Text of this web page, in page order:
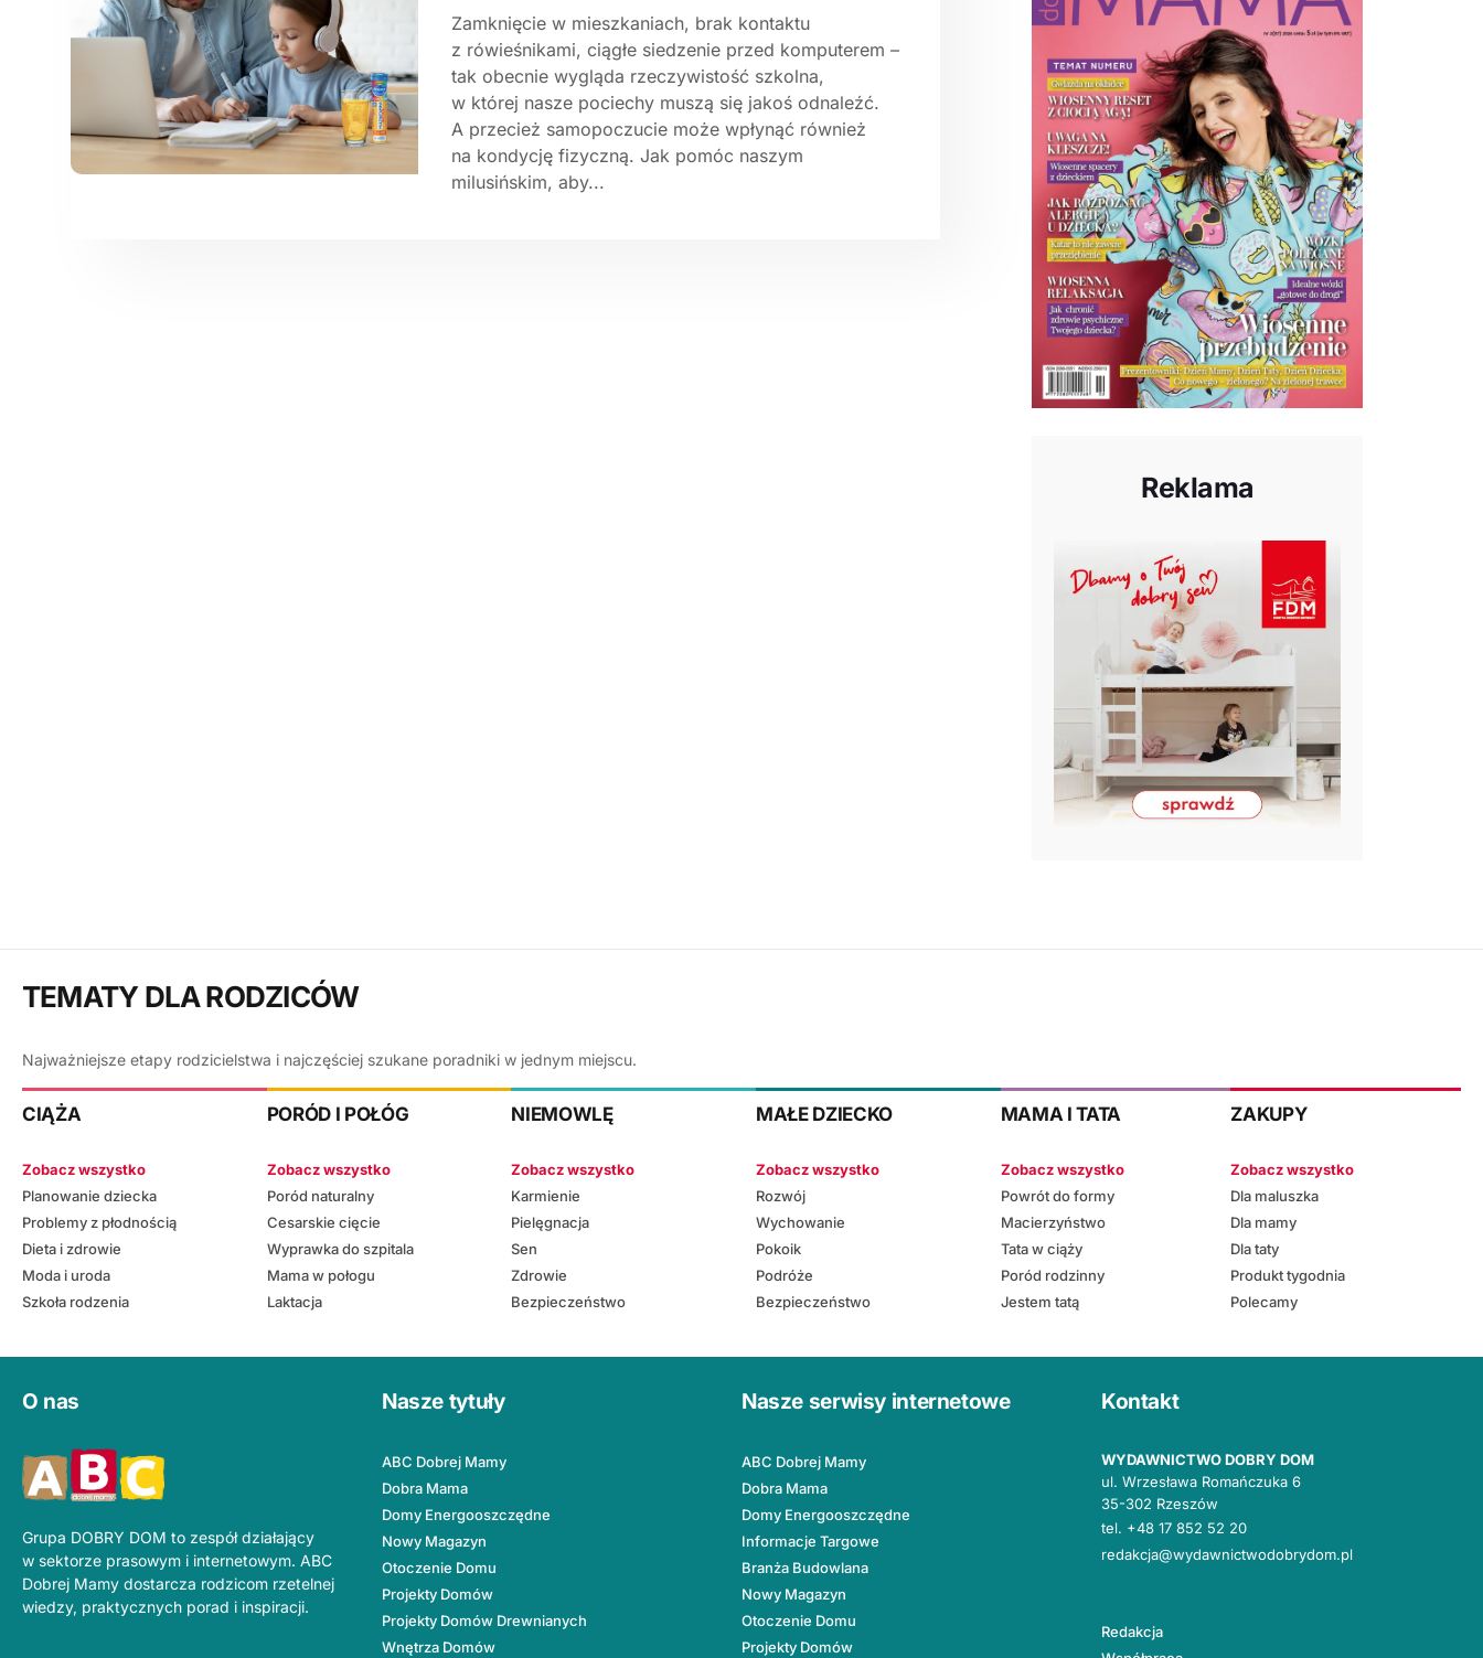
Zamknięcie w mieszkaniach, brak kontaktu
z rówieśnikami, ciągłe siedzenie przed komputerem –
tak obecnie wygląda rzeczywistość szkolna,
w której nasze pociechy muszą się jakoś odnaleźć.
A przecież samopoczucie może wpłynąć również
na kondycję fizyczną. Jak pomóc naszym
milusińskim, aby...
Reklama
TEMATY DLA RODZICÓW
Najważniejsze etapy rodzicielstwa i najczęściej szukane poradniki w jednym miejscu.
CIĄŻA
Zobacz wszystko
Planowanie dziecka
Problemy z płodnością
Dieta i zdrowie
Moda i uroda
Szkoła rodzenia
PORÓD I POŁÓG
Zobacz wszystko
Poród naturalny
Cesarskie cięcie
Wyprawka do szpitala
Mama w połogu
Laktacja
NIEMOWLĘ
Zobacz wszystko
Karmienie
Pielęgnacja
Sen
Zdrowie
Bezpieczeństwo
MAŁE DZIECKO
Zobacz wszystko
Rozwój
Wychowanie
Pokoik
Podróże
Bezpieczeństwo
MAMA I TATA
Zobacz wszystko
Powrót do formy
Macierzyństwo
Tata w ciąży
Poród rodzinny
Jestem tatą
ZAKUPY
Zobacz wszystko
Dla maluszka
Dla mamy
Dla taty
Produkt tygodnia
Polecamy
O nas
Grupa DOBRY DOM to zespół działający
w sektorze prasowym i internetowym. ABC
Dobrej Mamy dostarcza rodzicom rzetelnej
wiedzy, praktycznych porad i inspiracji.
Nasze tytuły
ABC Dobrej Mamy
Dobra Mama
Domy Energooszczędne
Nowy Magazyn
Otoczenie Domu
Projekty Domów
Projekty Domów Drewnianych
Wnętrza Domów
Nasze serwisy internetowe
ABC Dobrej Mamy
Dobra Mama
Domy Energooszczędne
Informacje Targowe
Branża Budowlana
Nowy Magazyn
Otoczenie Domu
Projekty Domów
Kontakt
WYDAWNICTWO DOBRY DOM
ul. Wrzesława Romańczuka 6
35-302 Rzeszów
tel. +48 17 852 52 20
redakcja@wydawnictwodobrydom.pl
Redakcja